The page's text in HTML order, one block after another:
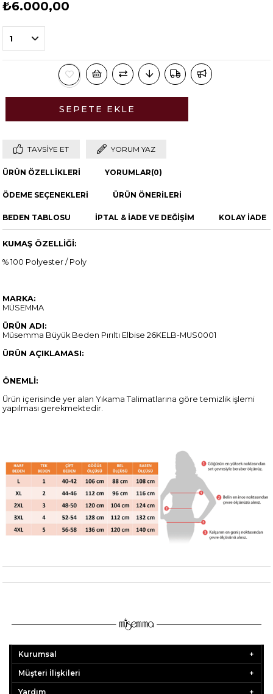
₺6.000,00
TAVSIYE ET YORUM YAZ
ÜRÜN ÖZELLIKLERI YORUMLAR(0)
ÖDEME SEÇENEKLERI ÜRÜN ÖNERILERI
BEDEN TABLOSU İPTAL & İADE VE DEĞİŞİM KOLAY İADE
KUMAŞ ÖZELLİĞİ:
% 100 Polyester / Poly
MARKA:
MÜSEMMA
ÜRÜN ADI:
Müsemma Büyük Beden Pırıltı Elbise 26KELB-MUS0001
ÜRÜN AÇIKLAMASI:
ÖNEMLİ:
Ürün içerisinde yer alan Yıkama Talimatlarına göre temizlik işlemi
yapılması gerekmektedir.
Kurumsal
Müşteri İlişkileri
Yardım